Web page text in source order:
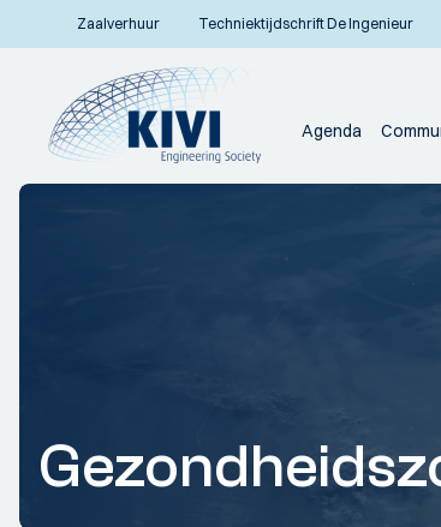
Zaalverhuur Techniektijdschrift De Ingenieur
Agenda